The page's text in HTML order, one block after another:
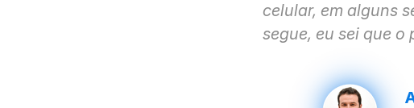
celular, em alguns
segue, eu sei que o